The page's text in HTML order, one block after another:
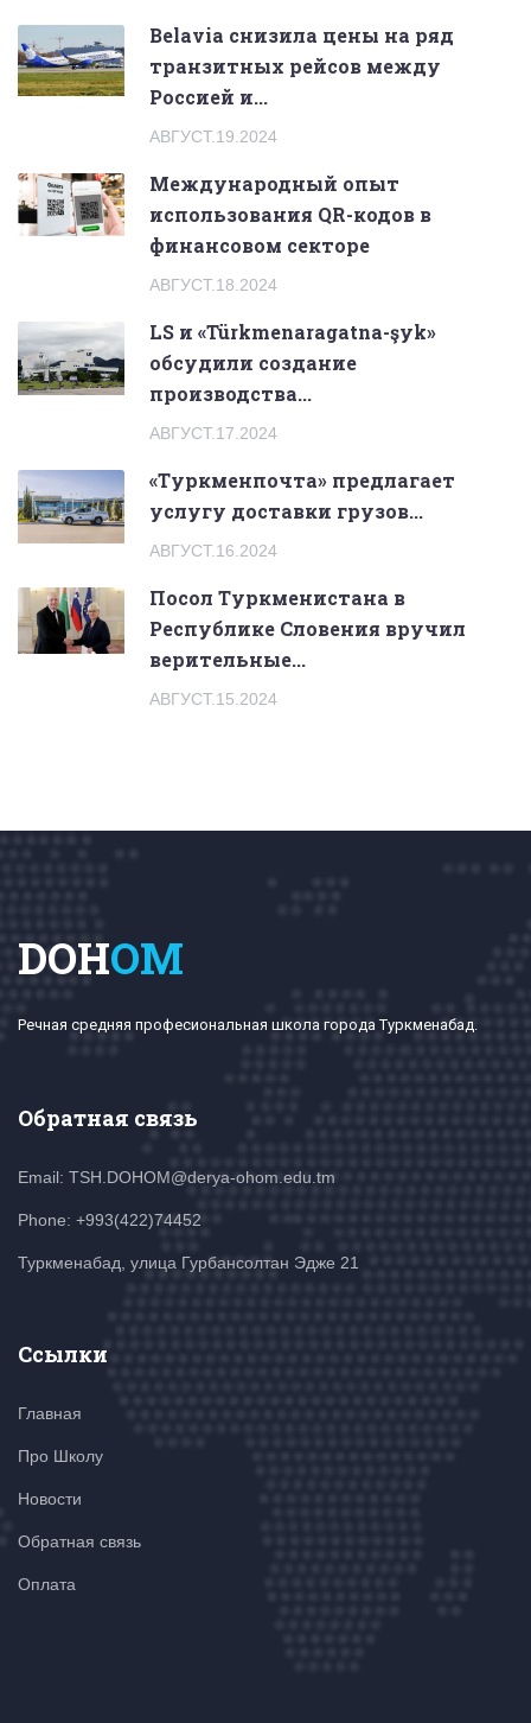
Belavia снизила цены на ряд
транзитных рейсов между
Россией и...
АВГУСТ.19.2024
Международный опыт
использования QR-кодов в
финансовом секторе
АВГУСТ.18.2024
LS и «Türkmenaragatna-şyk»
обсудили создание
производства...
АВГУСТ.17.2024
«Туркменпочта» предлагает
услугу доставки грузов...
АВГУСТ.16.2024
Посол Туркменистана в
Республике Словения вручил
верительные...
АВГУСТ.15.2024
DOHOM
Речная средняя професиональная школа города Туркменабад.
Обратная связь
Email: TSH.DOHOM@derya-ohom.edu.tm
Phone: +993(422)74452
Туркменабад, улица Гурбансолтан Эдже 21
Ссылки
Главная
Про Школу
Новости
Обратная связь
Оплата